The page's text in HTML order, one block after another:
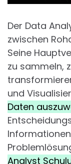
Der Data
zwischen
Seine
zu sammeln,
und
Daten
Analyst